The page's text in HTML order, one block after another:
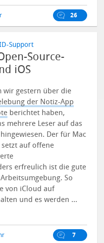
26
Support
Source-
iOS
wir gestern über die
der Notiz-App
berichtet haben,
mehrere Leser auf das
hingewiesen. Der für Mac
auf offene
erfreulich ist die gute
So
von iCloud auf
und es werden ...
7